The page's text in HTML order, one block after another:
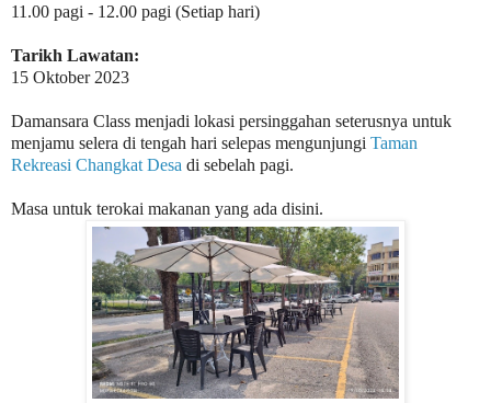
11.00 pagi - 12.00 pagi (Setiap hari)
Tarikh Lawatan:
15 Oktober 2023
Damansara Class menjadi lokasi persinggahan seterusnya untuk
menjamu selera di tengah hari selepas mengunjungi Taman
Rekreasi Changkat Desa di sebelah pagi.
Masa untuk terokai makanan yang ada disini.